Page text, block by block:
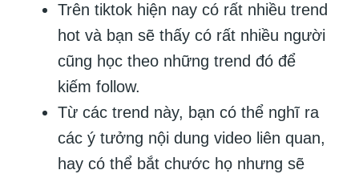
Trên tiktok hiện nay có rất nhiều trend
hot và bạn sẽ thấy có rất nhiều người
cũng học theo những trend đó để
kiếm follow.
Từ các trend này, bạn có thể nghĩ ra
các ý tưởng nội dung video liên quan,
hay có thể bắt chước họ nhưng sẽ